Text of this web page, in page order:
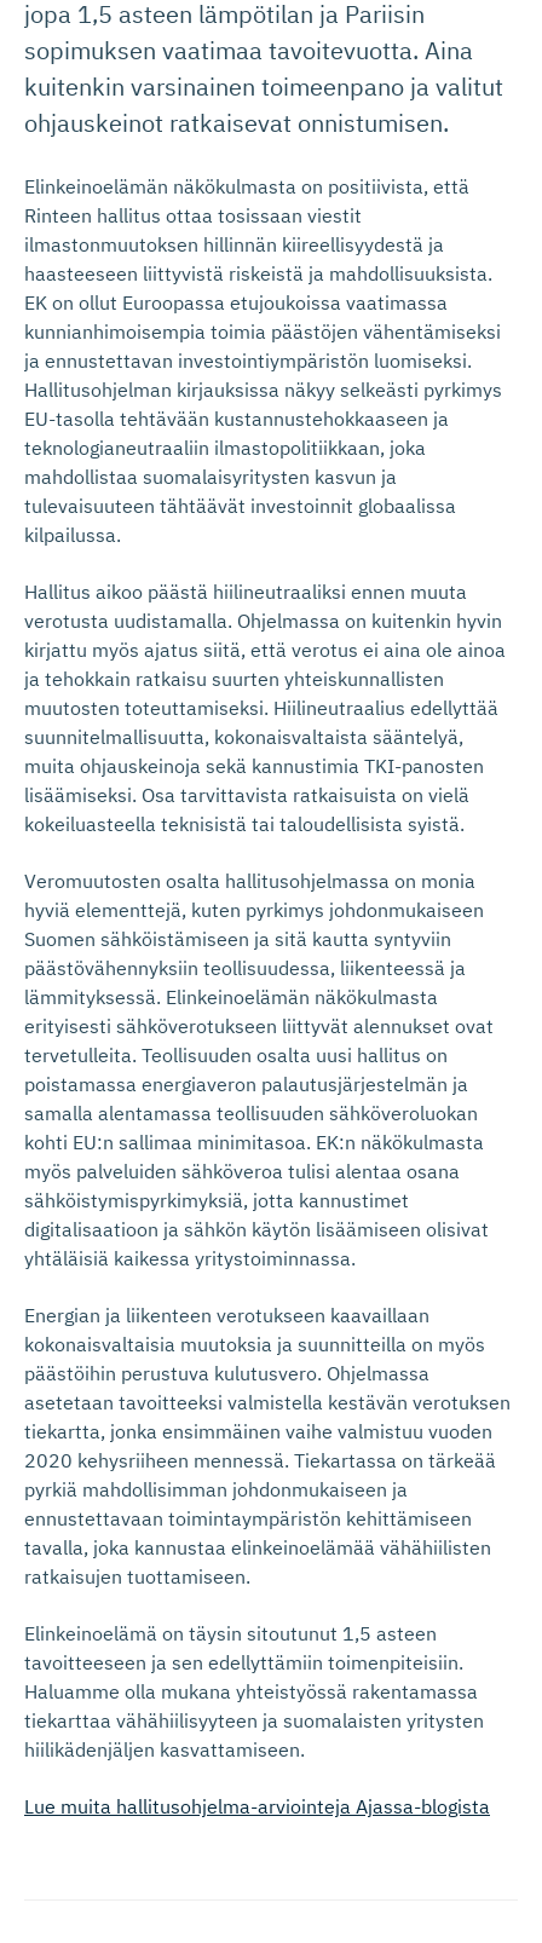
jopa 1,5 asteen lämpötilan ja Pariisin
sopimuksen vaatimaa tavoitevuotta. Aina
kuitenkin varsinainen toimeenpano ja valitut
ohjauskeinot ratkaisevat onnistumisen.
Elinkeinoelämän näkökulmasta on positiivista, että
Rinteen hallitus ottaa tosissaan viestit
ilmastonmuutoksen hillinnän kiireellisyydestä ja
haasteeseen liittyvistä riskeistä ja mahdollisuuksista.
EK on ollut Euroopassa etujoukoissa vaatimassa
kunnianhimoisempia toimia päästöjen vähentämiseksi
ja ennustettavan investointiympäristön luomiseksi.
Hallitusohjelman kirjauksissa näkyy selkeästi pyrkimys
EU-tasolla tehtävään kustannustehokkaaseen ja
teknologianeutraaliin ilmastopolitiikkaan, joka
mahdollistaa suomalaisyritysten kasvun ja
tulevaisuuteen tähtäävät investoinnit globaalissa
kilpailussa.
Hallitus aikoo päästä hiilineutraaliksi ennen muuta
verotusta uudistamalla. Ohjelmassa on kuitenkin hyvin
kirjattu myös ajatus siitä, että verotus ei aina ole ainoa
ja tehokkain ratkaisu suurten yhteiskunnallisten
muutosten toteuttamiseksi. Hiilineutraalius edellyttää
suunnitelmallisuutta, kokonaisvaltaista sääntelyä,
muita ohjauskeinoja sekä kannustimia TKI-panosten
lisäämiseksi. Osa tarvittavista ratkaisuista on vielä
kokeiluasteella teknisistä tai taloudellisista syistä.
Veromuutosten osalta hallitusohjelmassa on monia
hyviä elementtejä, kuten pyrkimys johdonmukaiseen
Suomen sähköistämiseen ja sitä kautta syntyviin
päästövähennyksiin teollisuudessa, liikenteessä ja
lämmityksessä. Elinkeinoelämän näkökulmasta
erityisesti sähköverotukseen liittyvät alennukset ovat
tervetulleita. Teollisuuden osalta uusi hallitus on
poistamassa energiaveron palautusjärjestelmän ja
samalla alentamassa teollisuuden sähköveroluokan
kohti EU:n sallimaa minimitasoa. EK:n näkökulmasta
myös palveluiden sähköveroa tulisi alentaa osana
sähköistymispyrkimyksiä, jotta kannustimet
digitalisaatioon ja sähkön käytön lisäämiseen olisivat
yhtäläisiä kaikessa yritystoiminnassa.
Energian ja liikenteen verotukseen kaavaillaan
kokonaisvaltaisia muutoksia ja suunnitteilla on myös
päästöihin perustuva kulutusvero. Ohjelmassa
asetetaan tavoitteeksi valmistella kestävän verotuksen
tiekartta, jonka ensimmäinen vaihe valmistuu vuoden
2020 kehysriiheen mennessä. Tiekartassa on tärkeää
pyrkiä mahdollisimman johdonmukaiseen ja
ennustettavaan toimintaympäristön kehittämiseen
tavalla, joka kannustaa elinkeinoelämää vähähiilisten
ratkaisujen tuottamiseen.
Elinkeinoelämä on täysin sitoutunut 1,5 asteen
tavoitteeseen ja sen edellyttämiin toimenpiteisiin.
Haluamme olla mukana yhteistyössä rakentamassa
tiekarttaa vähähiilisyyteen ja suomalaisten yritysten
hiilikädenjäljen kasvattamiseen.
Lue muita hallitusohjelma-arviointeja Ajassa-blogista